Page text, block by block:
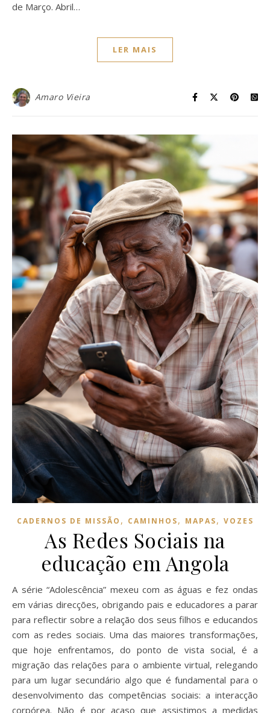
de Março. Abril…
LER MAIS
Amaro Vieira
CADERNOS DE MISSÃO , CAMINHOS, MAPAS, VOZES
As Redes Sociais na
educação em Angola
A série “Adolescência” mexeu com as águas e fez ondas
em várias direcções, obrigando pais e educadores a parar
para reflectir sobre a relação dos seus filhos e educandos
com as redes sociais. Uma das maiores transformações,
que hoje enfrentamos, do ponto de vista social, é a
migração das relações para o ambiente virtual, relegando
para um lugar secundário algo que é fundamental para o
desenvolvimento das competências sociais: a interacção
corpórea. Não é por acaso que assistimos a medidas